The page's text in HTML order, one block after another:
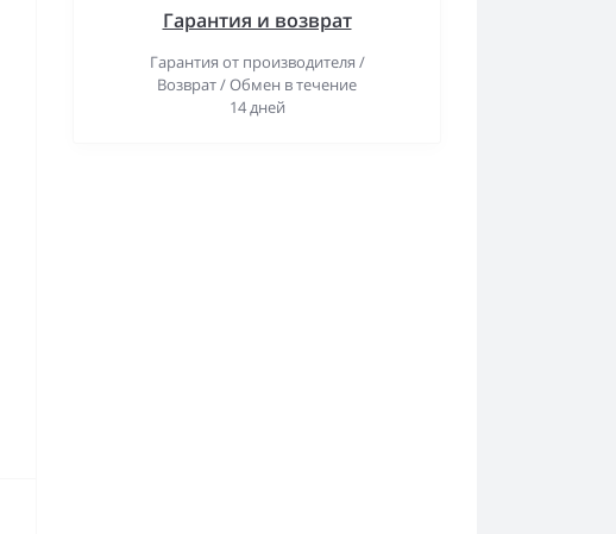
Гарантия и возврат
Гарантия от производителя /
Возврат / Обмен в течение
14 дней